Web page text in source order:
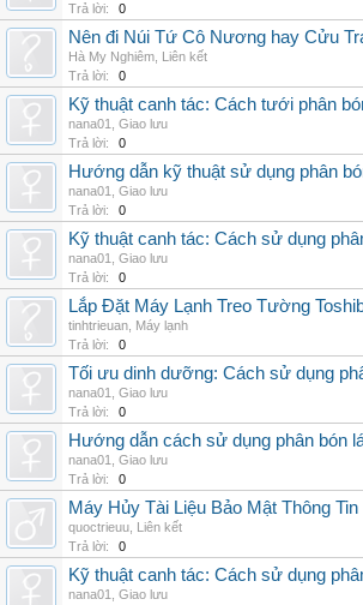
Trả lời:
0
Nên đi Núi Tứ Cô Nương hay Cửu
Hà My Nghiêm Liên kết
Trả lời:
0
Kỹ thuật canh tác: Cách tưới phân
nana01
Giao lưu
Trả lời:
0
Hướng dẫn kỹ thuật sử dụng phân
nana01
Giao lưu
Trả lời:
0
Kỹ thuật canh tác: Cách sử dụng
nana01
Giao lưu
Trả lời:
0
Lắp Đặt Máy Lạnh Treo Tường
tinhtrieuan Máy lạnh
Trả lời:
0
Tối ưu dinh dưỡng: Cách sử dụng
nana01
Giao lưu
Trả lời:
0
Hướng dẫn cách sử dụng phân bón
nana01
Giao lưu
Trả lời:
0
Máy Hủy Tài Liệu Bảo Mật Thông
quoctrieuu Liên kết
Trả lời:
0
Kỹ thuật canh tác: Cách sử dụng
nana01
Giao lưu